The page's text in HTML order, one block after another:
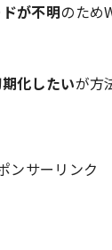
が不明のため
化したいが方
ンサーリンク